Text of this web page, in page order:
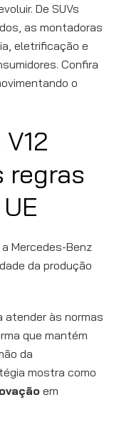
De SUVs
as montadoras
eletrificação e
Confira
o
regras
Mercedes-Benz
da produção
atender às normas
que mantém
da
mostra como
em